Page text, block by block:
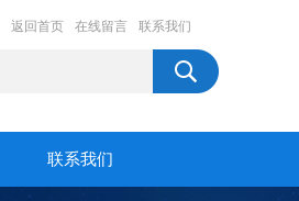
返回首页 在线留言 联系我们
联系我们